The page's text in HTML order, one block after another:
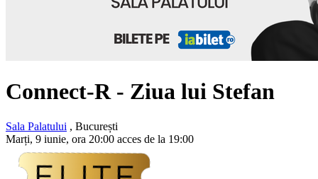
Connect-R- Ziua lui Stefan
Sala Palatului , București
Marți, 9 iunie, ora 20:00 acces de la 19:00